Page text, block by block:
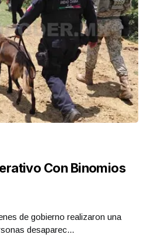
Con Binomios
de gobierno realizaron una
desaparec...